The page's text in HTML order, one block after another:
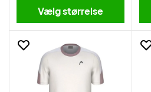
Vælg størrelse